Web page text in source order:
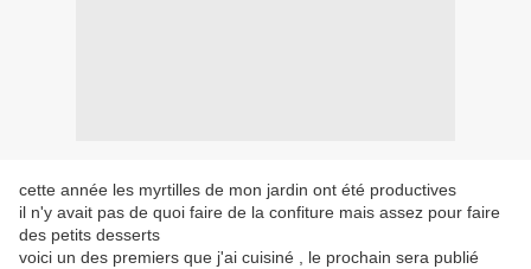
cette année les myrtilles de mon jardin ont été productives
il n'y avait pas de quoi faire de la confiture mais assez pour faire
des petits desserts
voici un des premiers que j'ai cuisiné , le prochain sera publié